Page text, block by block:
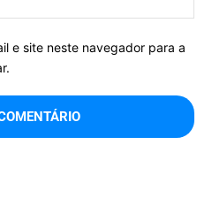
e site neste navegador para a